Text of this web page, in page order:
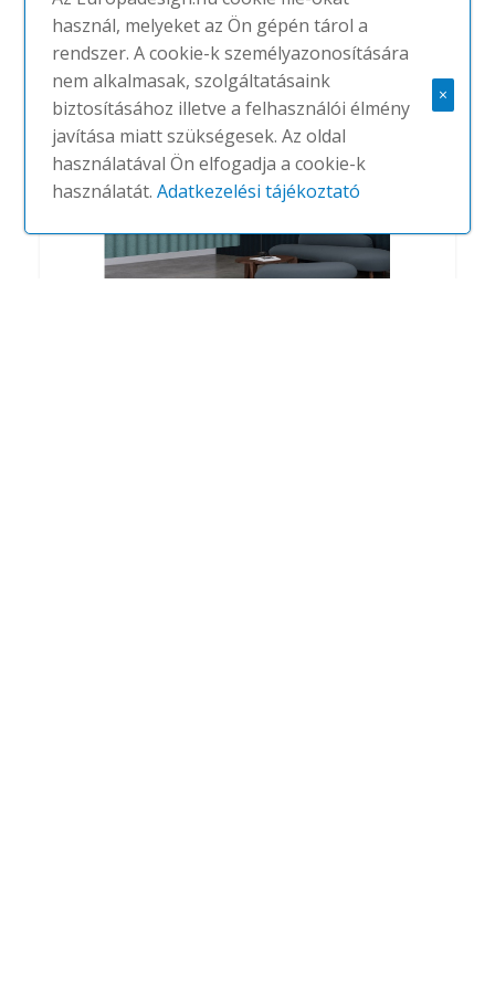
használ, melyeket az Ön gépén tárol a
rendszer. A cookie-k személyazonosítására
nem alkalmasak, szolgáltatásaink
biztosításához illetve a felhasználói élmény
javítása miatt szükségesek. Az oldal
használatával Ön elfogadja a cookie-k
használatát.Adatkezelési tájékoztató
×